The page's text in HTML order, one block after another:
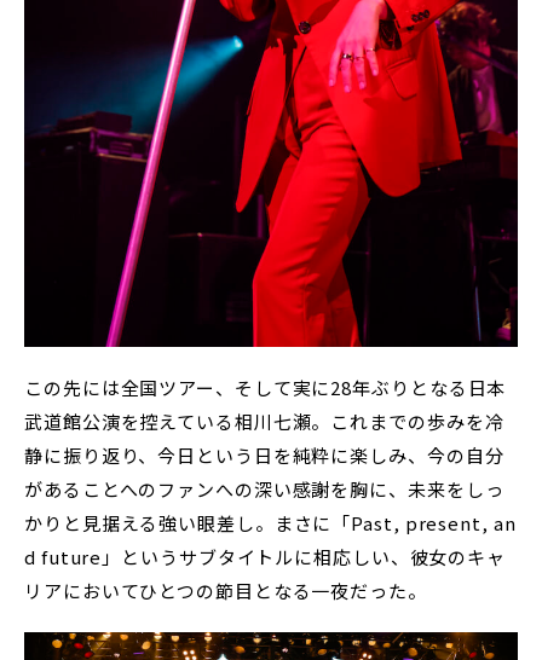
この先には全国ツアー、そして実に28年ぶりとなる日本
武道館公演を控えている相川七瀬。これまでの歩みを冷
静に振り返り、今日という日を純粋に楽しみ、今の自分
があることへのファンへの深い感謝を胸に、未来をしっ
かりと見据える強い眼差し。まさに「Past, present, an
d future」というサブタイトルに相応しい、彼女のキャ
リアにおいてひとつの節目となる一夜だった。